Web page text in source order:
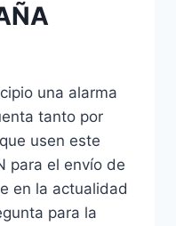
una alarma
tanto por
usen este
para el envío de
en la actualidad
para la